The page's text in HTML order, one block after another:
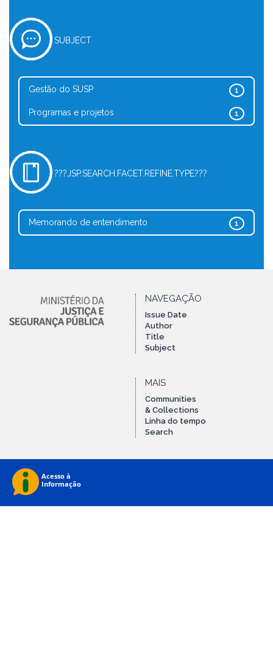
SUBJECT
1
Gestão do SUSP
1
Programas e projetos
???JSP.SEARCH.FACET.REFINE.TYPE???
1
Memorando de entendimento
NAVEGAÇÃO
Issue Date
Author
Title
Subject
MAIS
Communities
& Collections
Linha do tempo
Search